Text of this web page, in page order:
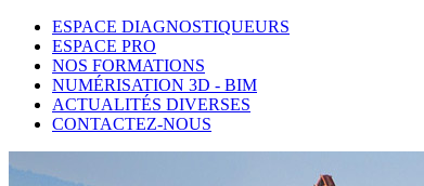
ESPACE DIAGNOSTIQUEURS
ESPACE PRO
NOS FORMATIONS
NUMÉRISATION 3D - BIM
ACTUALITÉS DIVERSES
CONTACTEZ-NOUS